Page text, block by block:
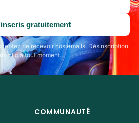
gratuitement
de recevoir nos emails. Désinscription
clic à tout moment.
COMMUNAUTÉ